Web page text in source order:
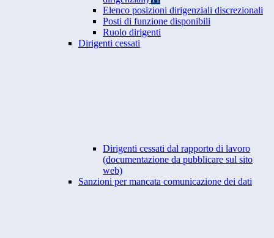
Elenco posizioni dirigenziali discrezionali
Posti di funzione disponibili
Ruolo dirigenti
Dirigenti cessati
Dirigenti cessati dal rapporto di lavoro
(documentazione da pubblicare sul sito
web)
Sanzioni per mancata comunicazione dei dati